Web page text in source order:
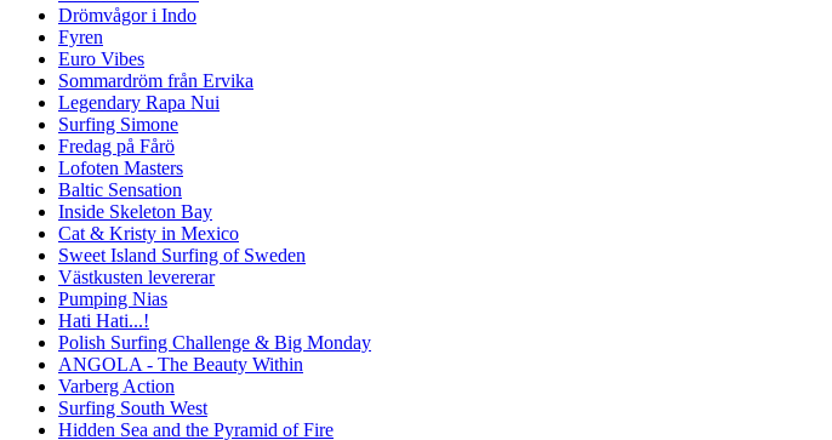
Drömvågor i Indo
Fyren
Euro Vibes
Sommardröm från Ervika
Legendary Rapa Nui
Surfing Simone
Fredag på Fårö
Lofoten Masters
Baltic Sensation
Inside Skeleton Bay
Cat & Kristy in Mexico
Sweet Island Surfing of Sweden
Västkusten levererar
Pumping Nias
Hati Hati...!
Polish Surfing Challenge & Big Monday
ANGOLA - The Beauty Within
Varberg Action
Surfing South West
Hidden Sea and the Pyramid of Fire